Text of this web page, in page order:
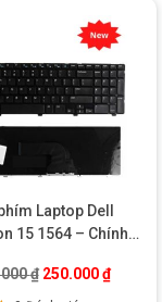
₫.
Laptop Dell
15 1564 – Chính
₫ Giá gốc là:
250.000₫Giá